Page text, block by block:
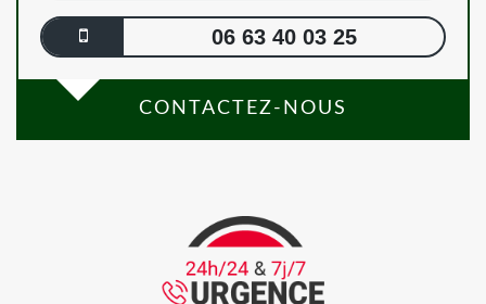
06 63 40 03 25
CONTACTEZ-NOUS